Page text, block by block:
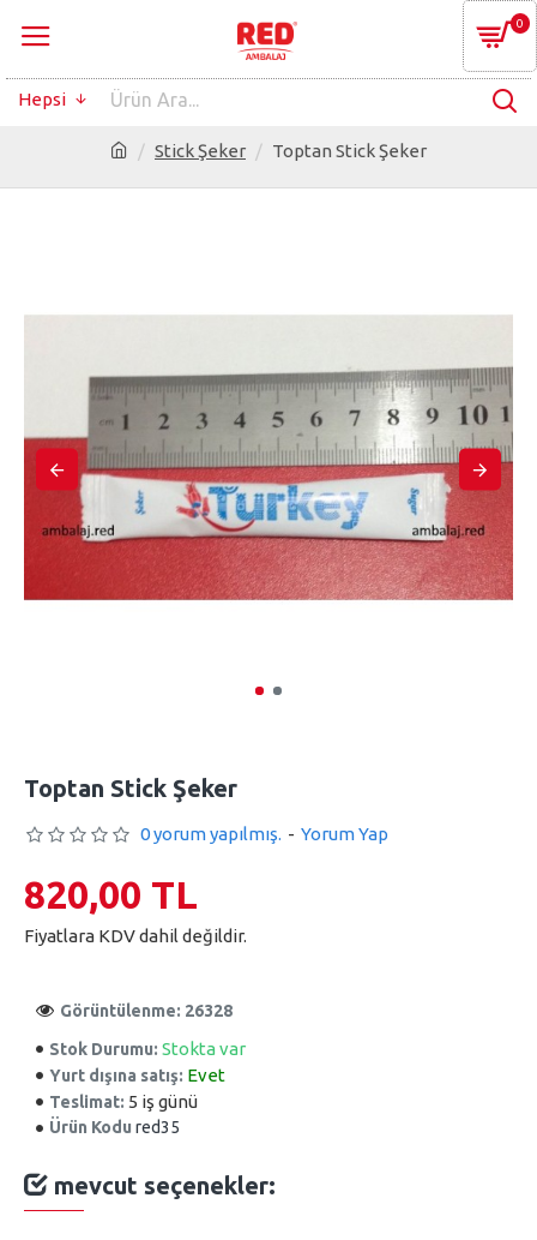
0
Hepsi
Stick Şeker Toptan Stick Şeker
Toptan Stick Şeker
Stok Durumu: Stokta var
Yurt dışına satış: Evet
Teslimat: 5 iş günü
Ürün Kodu red35
Görüntülenme: 26328
0 yorum yapılmış. - Yorum Yap
820,00 TL
Fiyatlara KDV dahil değildir.
mevcut seçenekler: